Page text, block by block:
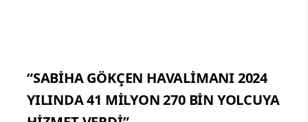
“SABİHA GÖKÇEN HAVALİMANI 2024
YILINDA 41 MİLYON 270 BİN YOLCUYA